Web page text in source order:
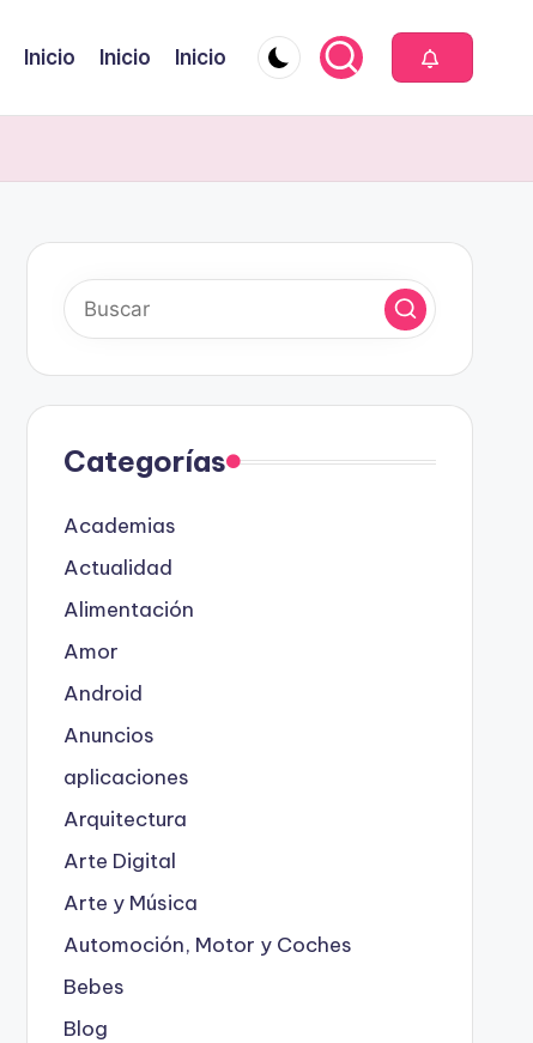
Inicio Inicio Inicio
Categorías
Academias
Actualidad
Alimentación
Amor
Android
Anuncios
aplicaciones
Arquitectura
Arte Digital
Arte y Música
Automoción, Motor y Coches
Bebes
Blog